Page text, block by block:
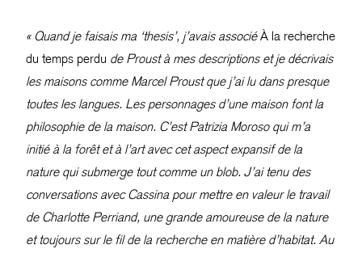
« Quand je faisais ma ‘thesis’, j’avais associéÀ la recherche
du temps perdu de Proust à mes descriptions et je décrivais
les maisons comme Marcel Proust que j’ai lu dans presque
toutes les langues. Les personnages d’une maison font la
philosophie de la maison. C’est Patrizia Moroso qui m’a
initié à la forêt et à l’art avec cet aspect expansif de la
nature qui submerge tout comme un blob. J’ai tenu des
conversations avec Cassina pour mettre en valeur le travail
de Charlotte Perriand, une grande amoureuse de la nature
et toujours sur le fil de la recherche en matière d’habitat. Au